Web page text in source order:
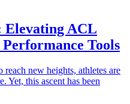
Elevating ACL
Tools
new heights, athletes are
Yet, this ascent has been